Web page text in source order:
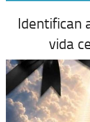
Identifican
vida